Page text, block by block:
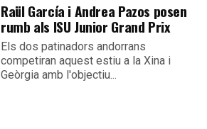
Raül García i Andrea Pazos posen
rumb als ISU Junior Grand Prix
Els dos patinadors andorrans
competiran aquest estiu a la Xina i
Geòrgia amb l'objectiu...